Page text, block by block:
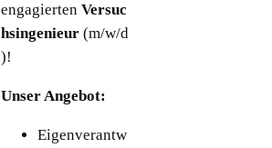
engagiertenVersuc
hsingenieur (m/w/d
)!
Unser Angebot:
Eigenverantw